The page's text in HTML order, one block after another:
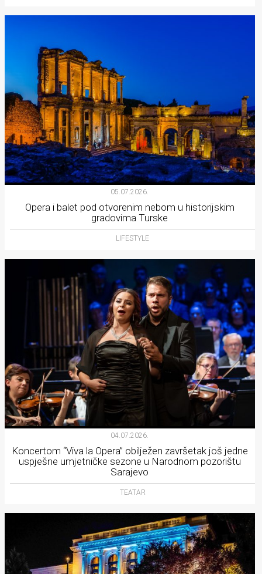
05.07.2026.
Opera i balet pod otvorenim nebom u historijskim
gradovima Turske
LIFESTYLE
04.07.2026.
Koncertom “Viva la Opera” obilježen završetak još jedne
uspješne umjetničke sezone u Narodnom pozorištu
Sarajevo
TEATAR